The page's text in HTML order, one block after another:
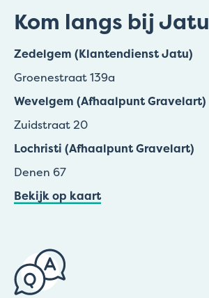
Kom langs bij Jatu
Zedelgem (Klantendienst Jatu)
Groenestraat 139a
Wevelgem (Afhaalpunt Gravelart)
Zuidstraat 20
Lochristi (Afhaalpunt Gravelart)
Denen 67
Bekijk op kaart